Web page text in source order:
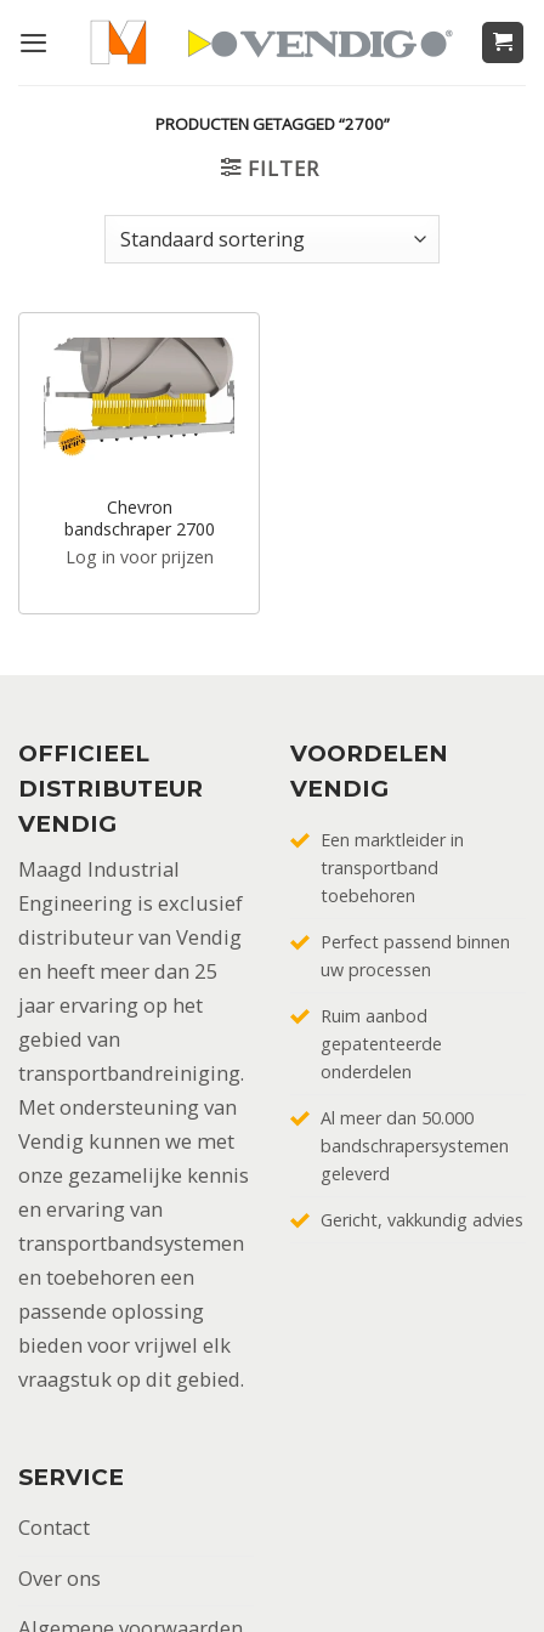
naar
PRODUCTEN GETAGGED “2700”
FILTER
Chevron
bandschraper 2700
Log in voor prijzen
OFFICIEEL
DISTRIBUTEUR
VENDIG
Maagd Industrial
Engineering is exclusief
distributeur van Vendig
en heeft meer dan 25
jaar ervaring op het
gebied van
transportbandreiniging.
Met ondersteuning van
Vendig kunnen we met
onze gezamelijke kennis
en ervaring van
transportbandsystemen
en toebehoren een
passende oplossing
bieden voor vrijwel elk
vraagstuk op dit gebied.
VOORDELEN
VENDIG
Een marktleider in
transportband
toebehoren
Perfect passend binnen
uw processen
Ruim aanbod
gepatenteerde
onderdelen
Al meer dan 50.000
bandschrapersystemen
geleverd
Gericht, vakkundig advies
SERVICE
Contact
Over ons